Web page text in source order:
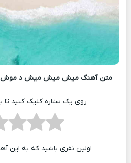
متن آهنگ میش میش میش د موش
روی یک ستاره کلیک کنید تا
اولین نفری باشید که به این